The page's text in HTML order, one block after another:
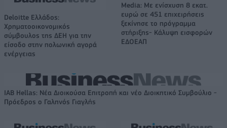
Deloitte Ελλάδος:
Χρηματοοικονομικός
σύμβουλος της ΔΕΗ για την
είσοδο στην πολωνική αγορά
ενέργειας
Media: Με ενίσχυση 8 εκατ.
ευρώ σε 451 επιχειρήσεις
ξεκίνησε το πρόγραμμα
στήριξης- Κάλυψη εισφορών
ΕΔΟΕΑΠ
IAB Hellas: Νέα Διοικούσα Επιτροπή και νέο Διοικητικό Συμβούλιο -
Πρόεδρος ο Γαληνός Γιαγλής